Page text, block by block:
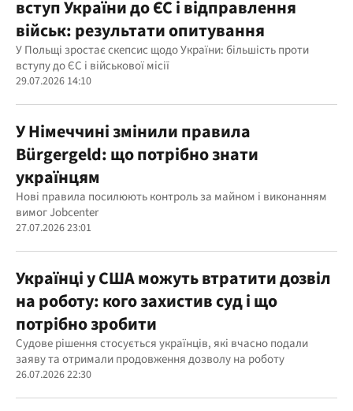
вступ України до ЄС і відправлення
військ: результати опитування
У Польщі зростає скепсис щодо України: більшість проти
вступу до ЄС і військової місії
29.07.2026 14:10
У Німеччині змінили правила
Bürgergeld: що потрібно знати
українцям
Нові правила посилюють контроль за майном і виконанням
вимог Jobcenter
27.07.2026 23:01
Українці у США можуть втратити дозвіл
на роботу: кого захистив суд і що
потрібно зробити
Судове рішення стосується українців, які вчасно подали
заяву та отримали продовження дозволу на роботу
26.07.2026 22:30